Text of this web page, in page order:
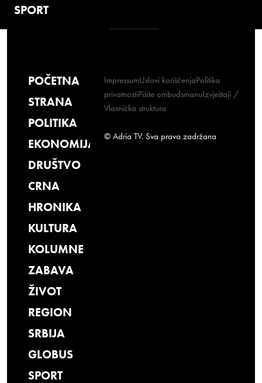
SPORT
POČETNA
STRANA
POLITIKA
EKONOMIJA
DRUŠTVO
CRNA
HRONIKA
KULTURA
KOLUMNE
ZABAVA
ŽIVOT
REGION
SRBIJA
GLOBUS
SPORT
ImpressumUslovi korišćenjaPolitika
privatnostiPišite ombudsmanuIzvještaji /
Vlasnička struktura
© Adria TV. Sva prava zadržana